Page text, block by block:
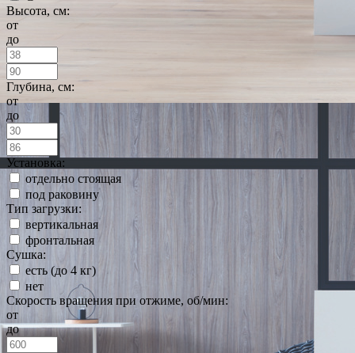
Высота, см:
от
до
Глубина, см:
от
до
Установка:
отдельно стоящая
под раковину
Тип загрузки:
вертикальная
фронтальная
Сушка:
есть (до 4 кг)
нет
Скорость вращения при отжиме, об/мин:
от
до